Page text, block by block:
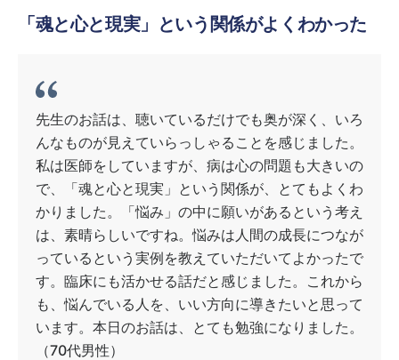
「魂と心と現実」という関係がよくわかった
先生のお話は、聴いているだけでも奥が深く、いろ
んなものが見えていらっしゃることを感じました。
私は医師をしていますが、病は心の問題も大きいの
で、「魂と心と現実」という関係が、とてもよくわ
かりました。「悩み」の中に願いがあるという考え
は、素晴らしいですね。悩みは人間の成長につなが
っているという実例を教えていただいてよかったで
す。臨床にも活かせる話だと感じました。これから
も、悩んでいる人を、いい方向に導きたいと思って
います。本日のお話は、とても勉強になりました。
（70代男性）